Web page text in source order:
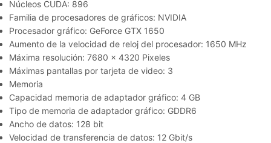
Núcleos CUDA: 896
Familia de procesadores de gráficos: NVIDIA
Procesador gráfico: GeForce GTX 1650
Aumento de la velocidad de reloj del procesador: 1650 MHz
Máxima resolución: 7680 x 4320 Pixeles
Máximas pantallas por tarjeta de video: 3
Memoria
Capacidad memoria de adaptador gráfico: 4 GB
Tipo de memoria de adaptador gráfico: GDDR6
Ancho de datos: 128 bit
Velocidad de transferencia de datos: 12 Gbit/s